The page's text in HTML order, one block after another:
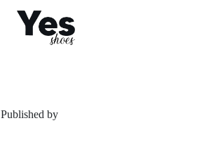
Published by